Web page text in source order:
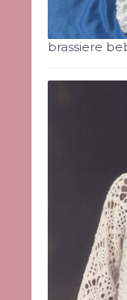
brassiere